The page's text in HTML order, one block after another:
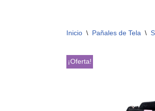
Inicio \ Pañales de Tela \
¡Oferta!